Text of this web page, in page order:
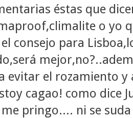
éstas que
o yo
consejo para
evitar el rozamiento y
cagao! como dice
pringo.... ni se suda